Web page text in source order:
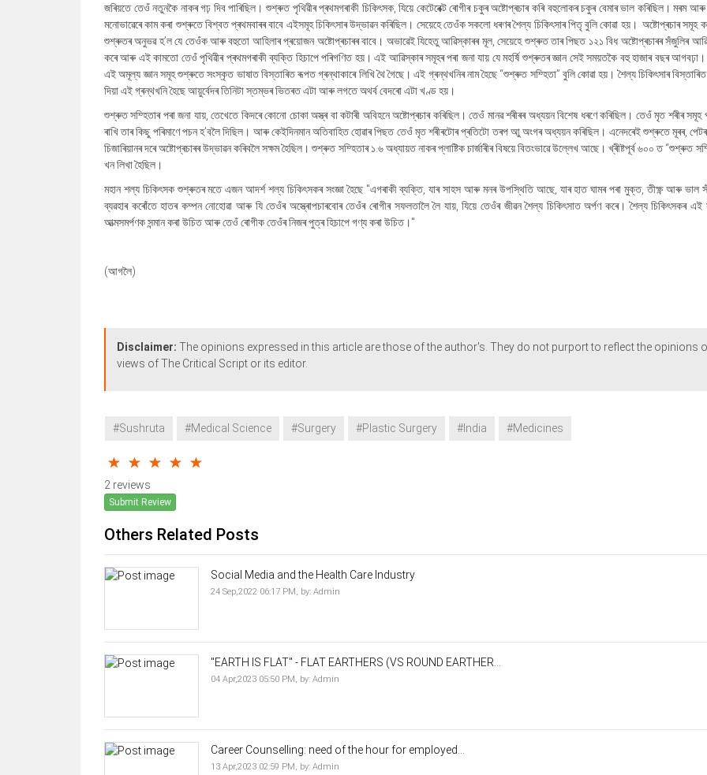
জৰিয়তে তেওঁ নতুনকৈ নাকৰ গঢ় দিব পাৰিছিল। শুশ্ৰুত পৃথিৱীৰ প্ৰথমগৰাকী চিকিৎসক, যিয়ে কেটেৰেক্ট ৰোগীৰ চকুৰ অষ্টোপ্ৰচাৰ কৰি বহুলোকৰ চকুৰ বেমাৰ ভাল কৰিছিল। মৰম
মনোভাৱেৰে কাম কৰা শুশ্ৰুতে বিশ্বত প্ৰথমবাৰৰ বাবে এইসমূহ চিকিৎসাৰ উদ্ভাৱন কৰিছিল। সেয়েহে তেওঁক সকলো ধৰণৰ শৈল্য চিকিৎসাৰ পিতৃ বুলি কোৱা হয়। অষ্টোপ্ৰচাৰ সমূহ
শুশ্ৰুতৰ অনুভৱ হ’ল যে তেওঁক আৰু বহুতো আহিলাৰ প্ৰয়োজন অষ্টোপ্ৰচাৰৰ বাবে। অভাৱেই যিহেতু আৱিস্কাৰৰ মূল, সেয়েহে শুশ্ৰুত তাৰ পিছত ১২১ বিধঅষ্টোপ্ৰচাৰৰ সঁজুলিৰ
কৰে আৰু এই কামতো তেওঁ পৃথিৱীৰ প্ৰথমগৰাকী ব্যক্তি হিচাপে পৰিগণিত হয়। এই আৱিস্কাৰ সমূহৰ পৰা জনা যায় যে মহৰ্ষি শুশ্ৰুতৰ জ্ঞান সেই সময়তকৈ বহু হাজাৰ বছৰ আগবঢ়া।
এই অমূল্য জ্ঞান সমূহ শুশ্ৰুতে সংস্কৃত ভাষাত বিস্তাৰিত ৰূপত গ্ৰন্থাকাৰে লিখি থৈ গৈছে। এই গ্ৰন্থখনিৰ নাম হৈছে “শুশ্ৰুত সম্হিতা” বুলি কোৱা হয়। শৈল্য চিকিৎসাৰ বিস্তাৰিত
দিয়া এই গ্ৰন্থখনি হৈছে আয়ুৰ্বেদৰ তিনিটা স্তম্ভৰ ভিতৰত এটা আৰু লগতে অথৰ্ব বেদৰো এটা খণ্ড হয়।
শুশ্ৰুত সম্হিতাৰ পৰা জনা যায়, তেখেতে কিদৰে কোনো চোকা অস্ত্ৰ বা কটাৰী অবিহনে অষ্টোপ্ৰচাৰ কৰিছিল। তেওঁ মানৱ শৰীৰৰ অধ্যয়ন বিশেষ ধৰণে কৰিছিল। তেওঁ মৃত শৰীৰ সমূহ
ৰাখি তাৰ কিছু পৰিমাণে পচন হ’বলৈ দিছিল। আৰু কেইদিনমান অতিবাহিত হোৱাৰ পিছত তেওঁ মৃত শৰীৰটোৰ প্ৰতিটো তৰপ আু অংগৰ অধ্যয়ন কৰিছিল। এনেদৰেই শুশ্ৰুতে মূৰৰ,
চিজাৰিয়ানৰ দৰে অষ্টোপ্ৰচাৰৰ উদ্ভাৱন কৰিবলৈ সক্ষম হৈছিল। শুশ্ৰুত সম্হিতাৰ ১.৬ অধ্যায়ত নাকৰ প্লাষ্টিক চাৰ্জাৰীৰ বিষয়ে বিতংভাৱে উল্লেখ আছে। খ্ৰীষ্টপূৰ্ব ৬০০ ত“শুশ্ৰুত
খন লিখা হৈছিল।
মহান শল্য চিকিৎসক শুশ্ৰুতৰ মতে এজন আদৰ্শ শল্য চিকিৎসকৰ সংজ্ঞা হৈছে "এগৰাকী ব্যক্তি, যাৰ সাহস আৰু মনৰ উপস্থিতি আছে, যাৰ হাত ঘামৰ পৰা মুক্ত, তীক্ষ্ণ আৰু ভাল
ব্যৱহাৰ কৰোঁতে হাতৰ কম্পন নোহোৱা আৰু যি তেওঁৰ অস্ত্ৰোপচাৰবোৰ তেওঁৰ ৰোগীৰ সফলতালৈ লৈ যায়, যিয়ে তেওঁৰ জীৱন শৈল্য চিকিৎসাত অৰ্পণ কৰে। শৈল্য চিকিৎসকৰ এই
আত্মসমৰ্পণক সন্মান কৰা উচিত আৰু তেওঁ ৰোগীক তেওঁৰ নিজৰ পুত্ৰ হিচাপে গণ্য কৰা উচিত।"
(আগলৈ)
Disclaimer: The opinions expressed in this article are those of the author's. They do not purport to reflect the opinions
views of The Critical Script or its editor.
#Sushruta #Medical Science #Surgery #Plastic Surgery #India #Medicines
2 reviews
Submit Review
Others Related Posts
Social Media and the Health Care Industry
24 Sep,2022 06:17 PM, by: Admin
"EARTH IS FLAT" - FLAT EARTHERS (VS ROUND EARTHER...
04 Apr,2023 05:50 PM, by: Admin
Career Counselling: need of the hour for employed...
13 Apr,2023 02:59 PM, by: Admin